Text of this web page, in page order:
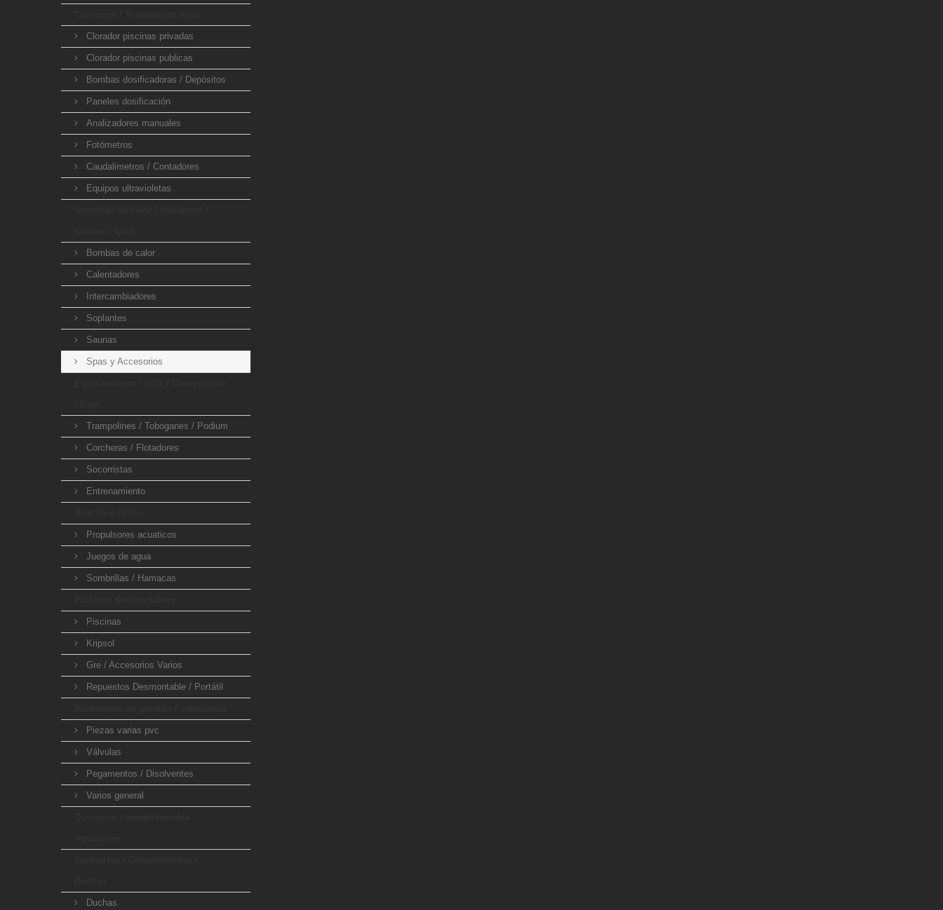
Clorador piscinas privadas
Clorador piscinas publicas
Bombas dosificadoras / Depósitos
Paneles dosificación
Analizadores manuales
Fotómetros
Caudalimetros / Contadores
Equipos ultravioletas
Bombas de calor
Calentadores
Intercambiadores
Soplantes
Saunas
Spas y Accesorios
Trampolines / Toboganes / Podium
Corcheras / Flotadores
Socorristas
Entrenamiento
Propulsores acuaticos
Juegos de agua
Sombrillas / Hamacas
Piscinas
Kripsol
Gre / Accesorios Varios
Repuestos Desmontable / Portátil
Piezas varias pvc
Válvulas
Pegamentos / Disolventes
Varios general
Duchas